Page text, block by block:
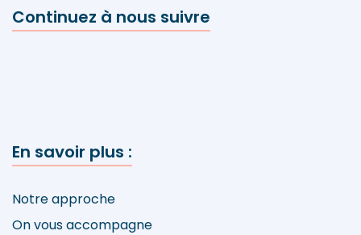
Continuez à nous suivre
En savoir plus :
Notre approche
On vous accompagne